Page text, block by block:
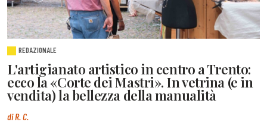
REDAZIONALE
L'artigianato artistico in centro a Trento:
ecco la «Corte dei Mastri». In vetrina (e in
vendita) la bellezza della manualità
di R. C.